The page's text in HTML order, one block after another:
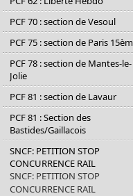
PCF 70 : section de Vesoul
PCF 75 : section de Paris
PCF 78 : section de Mantes-le-
Jolie
PCF 81 : section de Lavaur
PCF 81 : Section des
Bastides/Gaillacois
SNCF: PETITION STOP
CONCURRENCE RAIL
SNCF: PETITION STOP
CONCURRENCE RAIL